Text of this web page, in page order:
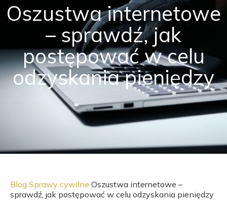
Oszustwa internetowe
– sprawdź, jak
postępować w celu
odzyskania pieniędzy
Blog Sprawy cywilne Oszustwa internetowe –
sprawdź, jak postępować w celu odzyskania pieniędzy